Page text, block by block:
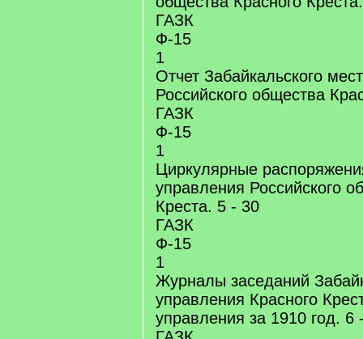
ГАЗК
Ф-15
1
Отчет Забайкальского
Российского общества
ГАЗК
Ф-15
1
Циркулярные
управления Российского
Креста. 5 - 30
ГАЗК
Ф-15
1
Журналы заседаний
управления Красного
управления за 1910 год. 6